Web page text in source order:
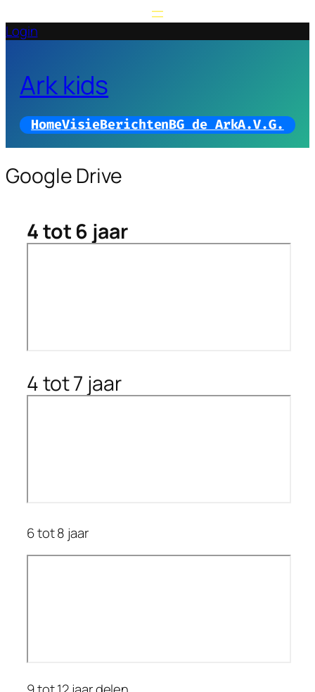
Login
Ark kids
HomeVisieBerichtenBG de ArkA.V.G.
Google Drive
4 tot 6 jaar
4 tot 7 jaar
6 tot 8 jaar